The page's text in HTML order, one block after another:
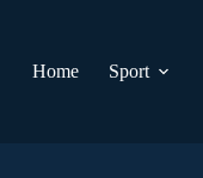
Home
Sport